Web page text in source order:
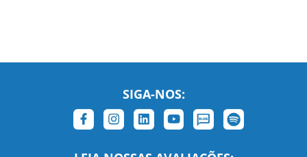
SIGA-NOS: